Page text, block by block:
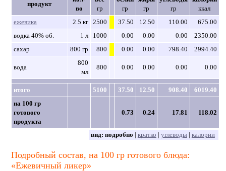
продукт
во
гр
гр
гр
гр
ккал
ежевика
2.5 кг 2500 37.50 12.50 110.00
675.00
водка 40% об.
1 л 1000 0.00 0.00 0.00
2350.00
сахар
800 гр 800 0.00 0.00 798.40 2994.40
вода
800
мл
800 0.00 0.00 0.00 0.00
итого 5100 37.50 12.50 908.40
6019.40
на 100 гр
готового
продукта
0.73 0.24 17.81 118.02
вид: подробно | кратко | углеводы| калории
Подробный состав, на 100 гр готового блюда:
«Ежевичный ликер»